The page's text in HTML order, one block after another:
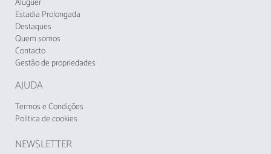
apartamento.
ATENÇÃO: LOCALIZAÇÃO EM ZONA DE
barulho durante a noite.
idade mínima: 25 anos.
desde1 de novembro de 2024, deverá cobrada
Estadia Prolongada
Destaques
Quem somos
Contacto
Gestão de propriedades
AJUDA
Termos e Condições
Politica de cookies
NEWSLETTER